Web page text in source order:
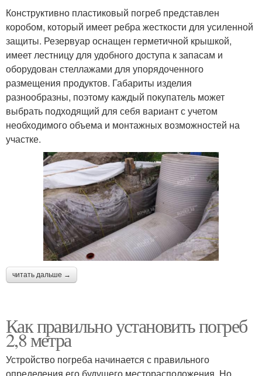
Конструктивно пластиковый погреб представлен
коробом, который имеет ребра жесткости для усиленной
защиты. Резервуар оснащен герметичной крышкой,
имеет лестницу для удобного доступа к запасам и
оборудован стеллажами для упорядоченного
размещения продуктов. Габариты изделия
разнообразны, поэтому каждый покупатель может
выбрать подходящий для себя вариант с учетом
необходимого объема и монтажных возможностей на
участке.
читать дальше →
Как правильно установить погреб
2,8 метра
Устройство погреба начинается с правильного